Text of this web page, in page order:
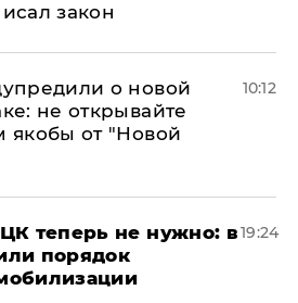
закон
о новой
не открывайте
якобы от "Новой
10:12
теперь не нужно: в
порядок
19:24